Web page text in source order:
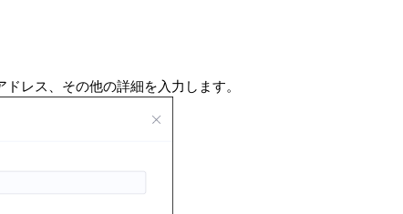
レス、その他の詳細を入力します。